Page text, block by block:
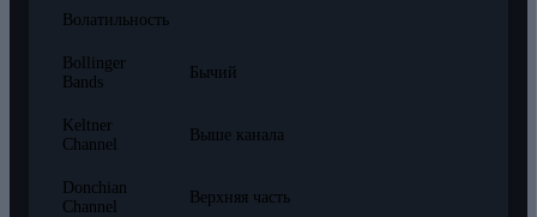
Волатильность
Bollinger
Bands
Бычий
Keltner
Channel
Выше канала
Donchian
Channel
Верхняя часть